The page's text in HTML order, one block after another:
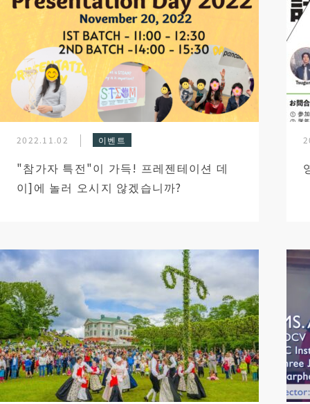
2022.11.02 이벤트
"참가자 특전"이 가득! 프레젠테이션 데
이]에 놀러 오시지 않겠습니까?